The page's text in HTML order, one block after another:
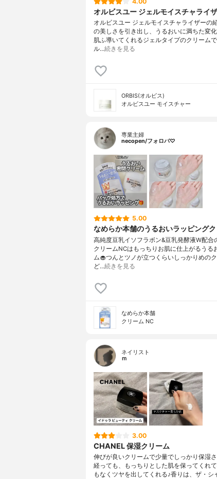
オルビスユー ジェルモイスチャライ
オルビスユー ジェルモイスチャライザーの
の美しさを引き出し、うるおいに満ちた変
肌ふ導いてくれるジェルタイプのクリーム
ル…続きを見る
ORBIS(オルビス)
オルビスユー モイスチャー
専業主婦
necopen/フォロバ♡
5.00
なめらか本舗のうるおいラッピング
高純度豆乳イソフラボン&豆乳発酵液W配合
クリームNCはもっちりお肌に仕上がるうる
ム🧁つんとツノが立つくらいしっかりめの
ど…続きを見る
なめらか本舗
クリーム NC
ネイリスト
ｍ
3.00
CHANEL 保湿クリーム
伸びが良いクリームで少量でしっかり保湿
経っても、もっちりとした肌を保ってくれ
もなくツヤを出してくれる♪香りは、ザ・シ